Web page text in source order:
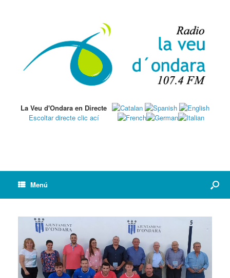
La Veu d'Ondara en Directe
Escoltar directe clic ací
Menú